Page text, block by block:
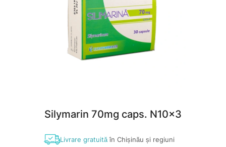
Silymarin 70mg caps. N10x3
Livrare gratuităîn Chișinău și regiuni